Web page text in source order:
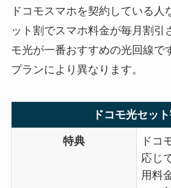
ドコモスマホを契約している人
ット割でスマホ料金が毎月割引
モ光が一番おすすめの光回線で
プランにより異なります。
ドコモ光セット
特典
ドコ
応じ
用料